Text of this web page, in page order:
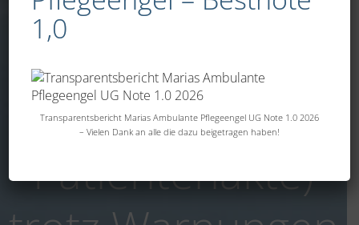
ePA
(elektronische
Patientenakte)
1,0
Transparentsbericht Marias Ambulante Pflegeengel UG Note 1.0 2026
– Vielen Dank an alle die dazu beigetragen haben!